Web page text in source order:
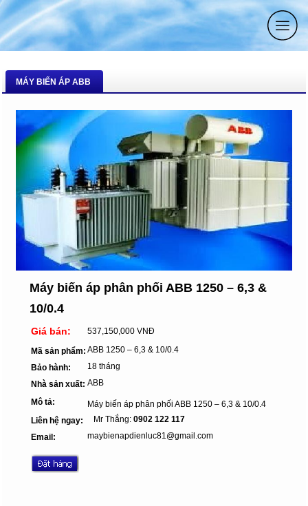
MÁY BIẾN ÁP ABB
Máy biến áp phân phối ABB 1250 – 6,3 &
10/0.4
Giá bán: 537,150,000 VNĐ
Mã sản phẩm: ABB 1250 – 6,3 & 10/0.4
Bảo hành:
18 tháng
Nhà sản xuất: ABB
Mô tả:
Máy biến áp phân phối ABB 1250 – 6,3 & 10/0.4
Liên hệ ngay:
Mr Thắng: 0902 122 117
Email:
maybienapdienluc81@gmail.com